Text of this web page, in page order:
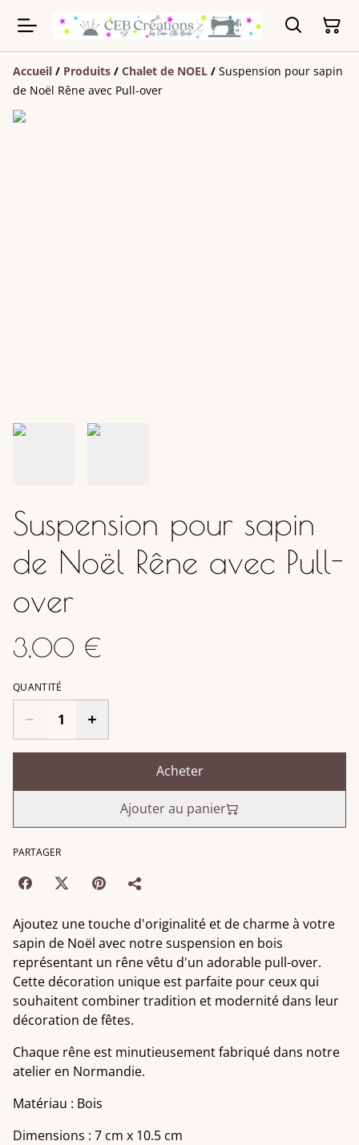
Accueil / Produits / Chalet de NOEL / Suspension pour sapin
de Noël Rêne avec Pull-over
Suspension pour sapin
de Noël Rêne avec Pull-
over
3,00 €
QUANTITÉ
Acheter
Ajouter au panier
PARTAGER
Ajoutez une touche d'originalité et de charme à votre
sapin de Noël avec notre suspension en bois
représentant un rêne vêtu d'un adorable pull-over.
Cette décoration unique est parfaite pour ceux qui
souhaitent combiner tradition et modernité dans leur
décoration de fêtes.
Chaque rêne est minutieusement fabriqué dans notre
atelier en Normandie.
Matériau : Bois
Dimensions : 7 cm x 10.5 cm